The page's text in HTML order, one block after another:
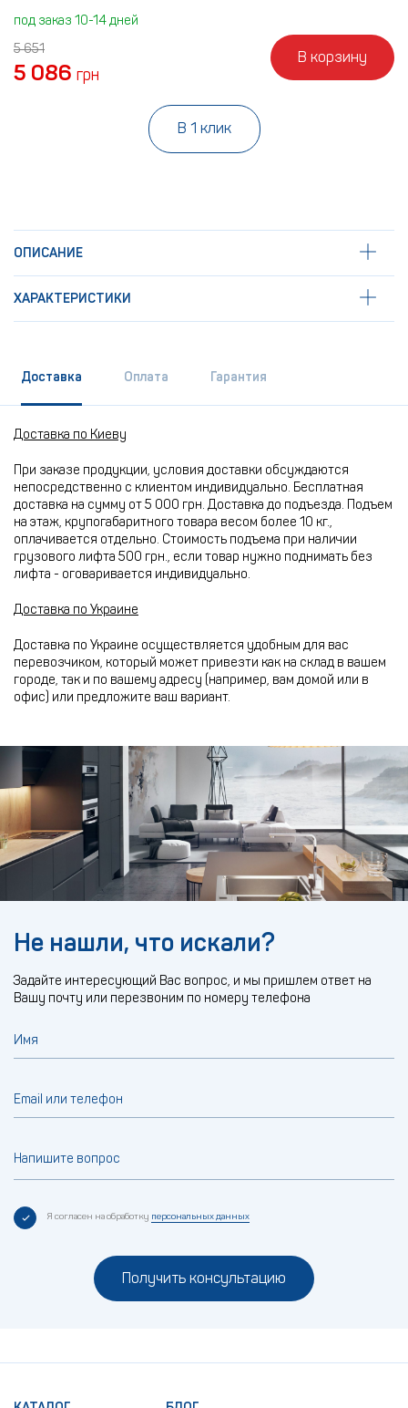
под заказ 10-14 дней
5 651
5 086 грн
В корзину
В 1 клик
ОПИСАНИЕ
ХАРАКТЕРИСТИКИ
Доставка Оплата Гарантия
Доставка по Киеву
При заказе продукции, условия доставки обсуждаются
непосредственно с клиентом индивидуально. Бесплатная
доставка на сумму от 5 000 грн. Доставка до подъезда. Подъем
на этаж, крупогабаритного товара весом более 10 кг.,
оплачивается отдельно. Стоимость подъема при наличии
грузового лифта 500 грн., если товар нужно поднимать без
лифта - оговаривается индивидуально.
Доставка по Украине
Доставка по Украине осуществляется удобным для вас
перевозчиком, который может привезти как на склад в вашем
городе, так и по вашему адресу (например, вам домой или в
офис) или предложите ваш вариант.
Не нашли, что искали?
Задайте интересующий Вас вопрос, и мы пришлем ответ на
Вашу почту или перезвоним по номеру телефона
Имя
Email или телефон
Напишите вопрос
Я согласен на обработку персональных данных
Получить консультацию